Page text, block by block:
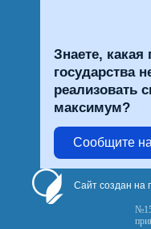
Знаете,
государства
реализовать
максимум?
Сообщите
Сайт создан на